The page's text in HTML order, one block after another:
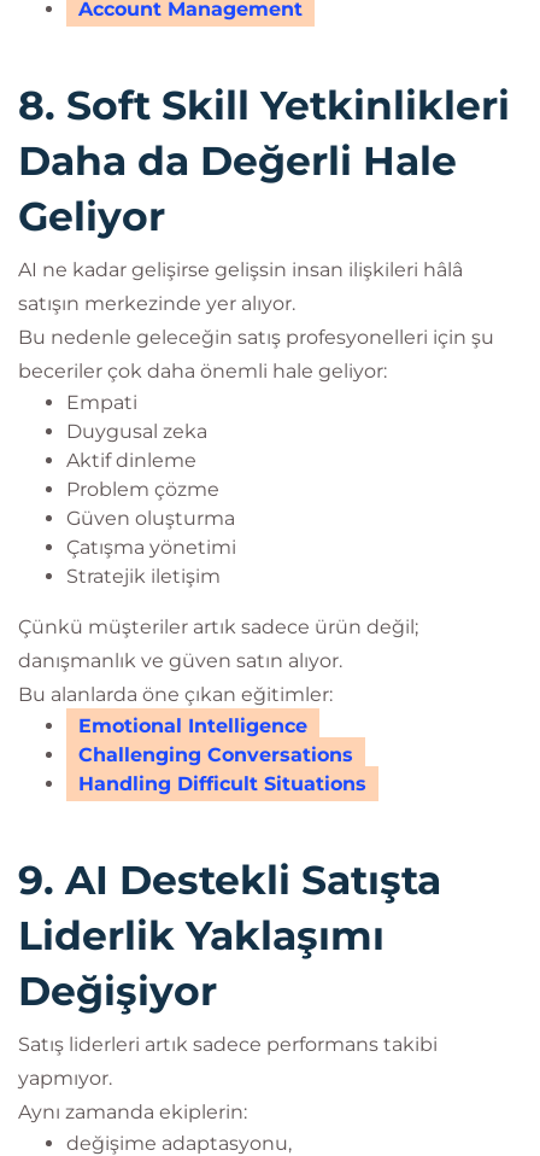
Account Management
8. Soft Skill Yetkinlikleri
Daha da Değerli Hale
Geliyor
AI ne kadar gelişirse gelişsin insan ilişkileri hâlâ
satışın merkezinde yer alıyor.
Bu nedenle geleceğin satış profesyonelleri için şu
beceriler çok daha önemli hale geliyor:
Empati
Duygusal zeka
Aktif dinleme
Problem çözme
Güven oluşturma
Çatışma yönetimi
Stratejik iletişim
Çünkü müşteriler artık sadece ürün değil;
danışmanlık ve güven satın alıyor.
Bu alanlarda öne çıkan eğitimler:
Emotional Intelligence
Challenging Conversations
Handling Difficult Situations
9. AI Destekli Satışta
Liderlik Yaklaşımı
Değişiyor
Satış liderleri artık sadece performans takibi
yapmıyor.
Aynı zamanda ekiplerin:
değişime adaptasyonu,